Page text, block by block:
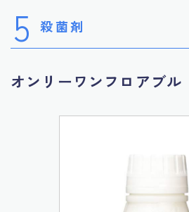
5 殺菌剤
オンリーワンフロアブル